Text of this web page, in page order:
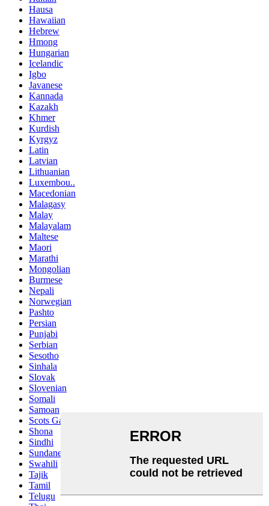
Hausa
Hawaiian
Hebrew
Hmong
Hungarian
Icelandic
Igbo
Javanese
Kannada
Kazakh
Khmer
Kurdish
Kyrgyz
Latin
Latvian
Lithuanian
Luxembou..
Macedonian
Malagasy
Malay
Malayalam
Maltese
Maori
Marathi
Mongolian
Burmese
Nepali
Norwegian
Pashto
Persian
Punjabi
Serbian
Sesotho
Sinhala
Slovak
Slovenian
Somali
Samoan
Scots Gaelic
Shona
Sindhi
Sundanese
Swahili
Tajik
Tamil
Telugu